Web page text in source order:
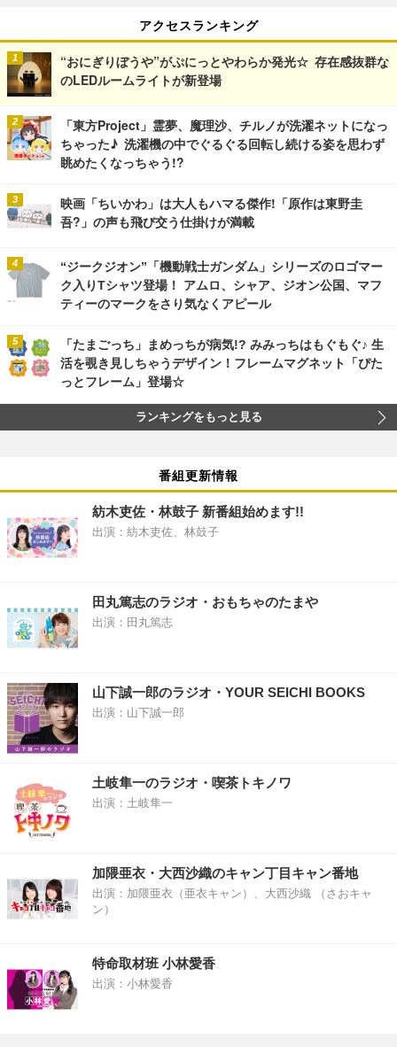
アクセスランキング
“おにぎりぼうや”がぷにっとやわらか発光☆ 存在感抜群な
のLEDルームライトが新登場
「東方Project」霊夢、魔理沙、チルノが洗濯ネットになっ
ちゃった♪ 洗濯機の中でぐるぐる回転し続ける姿を思わず
眺めたくなっちゃう!?
映画「ちいかわ」は大人もハマる傑作!「原作は東野圭
吾?」の声も飛び交う仕掛けが満載
“ジークジオン”「機動戦士ガンダム」シリーズのロゴマー
ク入りTシャツ登場！ アムロ、シャア、ジオン公国、マフ
ティーのマークをさり気なくアピール
「たまごっち」まめっちが病気!? みみっちはもぐもぐ♪ 生
活を覗き見しちゃうデザイン！フレームマグネット「ぴた
っとフレーム」登場☆
ランキングをもっと見る
番組更新情報
紡木吏佐・林鼓子 新番組始めます!!
出演：紡木吏佐、林鼓子
田丸篤志のラジオ・おもちゃのたまや
出演：田丸篤志
山下誠一郎のラジオ・YOUR SEICHI BOOKS
出演：山下誠一郎
土岐隼一のラジオ・喫茶トキノワ
出演：土岐隼一
加隈亜衣・大西沙織のキャン丁目キャン番地
出演：加隈亜衣（亜衣キャン）、大西沙織 （さおキャ
ン）
特命取材班 小林愛香
出演：小林愛香